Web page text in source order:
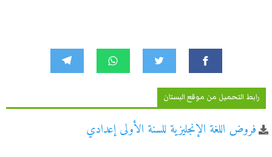
رابط التحميل من موقع البستان
فروض اللغة الإنجليزية للسنة الأولى إعدادي